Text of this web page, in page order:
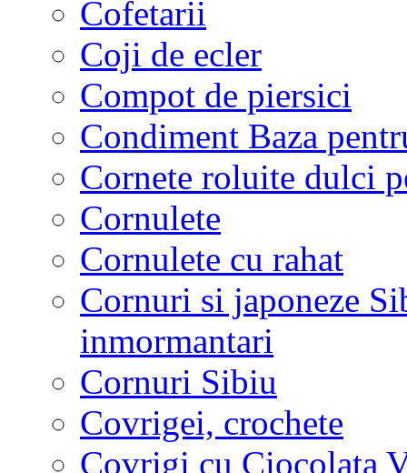
Cofetarii
Coji de ecler
Compot de piersici
Condiment Baza
Cornete roluite dulci
Cornulete
Cornulete cu rahat
Cornuri si japoneze
inmormantari
Cornuri Sibiu
Covrigei, crochete
Covrigi cu Ciocolata